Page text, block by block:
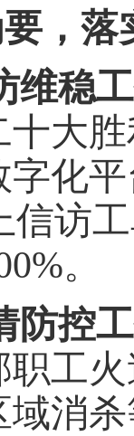
，
维稳
大
化
信访
。
防控
职工
域消